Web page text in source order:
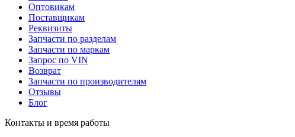
Оптовикам
Поставщикам
Реквизиты
Запчасти по разделам
Запчасти по маркам
Запрос по VIN
Возврат
Запчасти по производителям
Отзывы
Блог
Контакты и время работы